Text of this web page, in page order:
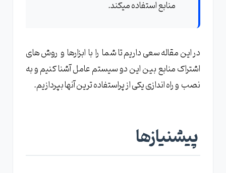
منابع استفاده میکند.
در این مقاله سعی داریم تا شما را با ابزارها و روش های
اشتراک منابع بین این دو سیستم عامل آشنا کنیم و به
نصب و راه اندازی یکی از پراستفاده ترین آنها بپردازیم.
پیشنیازها